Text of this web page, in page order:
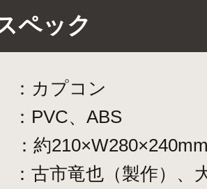
ペック
カプコン
PVC、ABS
約
古市竜也（製作）、